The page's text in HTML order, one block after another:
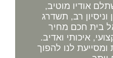
אודיו מוטיב,
רב, תשדרג
בית חכם מחיר
איכותי ואדיב.
לנו להפוך